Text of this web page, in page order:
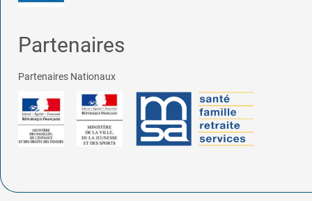
Partenaires
Partenaires Nationaux